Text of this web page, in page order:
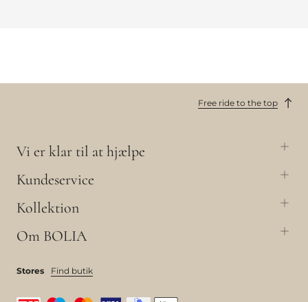
Free ride to the top
Vi er klar til at hjælpe
Kundeservice
Kollektion
Om BOLIA
Stores Find butik